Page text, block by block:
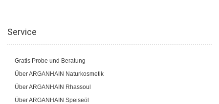
Service
Gratis Probe und Beratung
Über ARGANHAIN Naturkosmetik
Über ARGANHAIN Rhassoul
Über ARGANHAIN Speiseöl